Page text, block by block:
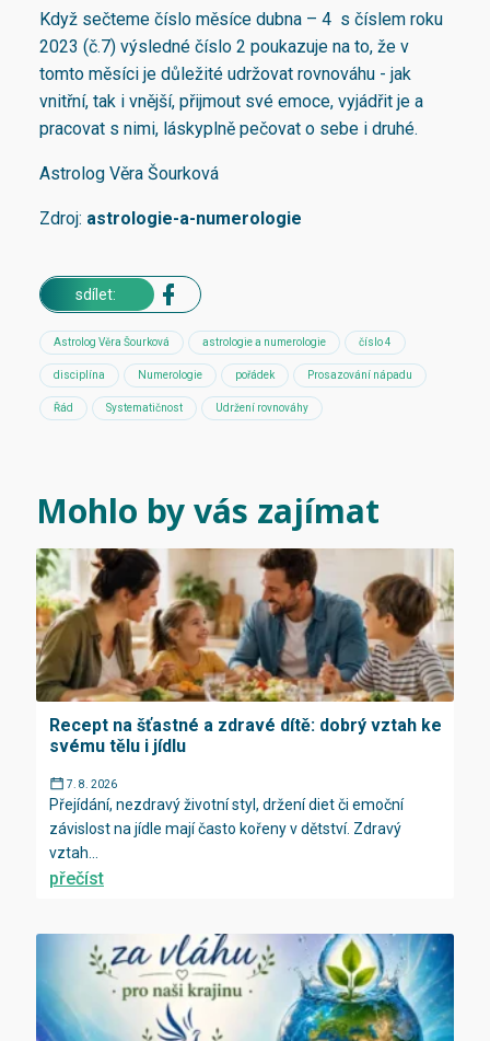
Když sečteme číslo měsíce dubna – 4 s číslem roku
2023 (č.7) výsledné číslo 2 poukazuje na to, že v
tomto měsíci je důležité udržovat rovnováhu - jak
vnitřní, tak i vnější, přijmout své emoce, vyjádřit je a
pracovat s nimi, láskyplně pečovat o sebe i druhé.
Astrolog Věra Šourková
Zdroj: astrologie-a-numerologie
sdílet:
Astrolog Věra Šourková astrologie a numerologie číslo 4
disciplína Numerologie pořádek Prosazování nápadu
Řád Systematičnost Udržení rovnováhy
Mohlo by vás zajímat
Recept na šťastné a zdravé dítě: dobrý vztah ke
svému tělu i jídlu
7. 8. 2026
Přejídání, nezdravý životní styl, držení diet či emoční
závislost na jídle mají často kořeny v dětství. Zdravý
vztah...
přečíst